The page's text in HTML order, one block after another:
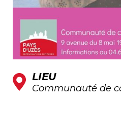
LIEU
Communauté de